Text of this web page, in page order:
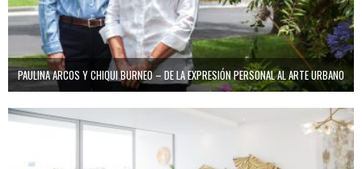
PAULINA ARCOS Y CHIQUI BURNEO – DE LA EXPRESIÓN PERSONAL AL ARTE URBANO